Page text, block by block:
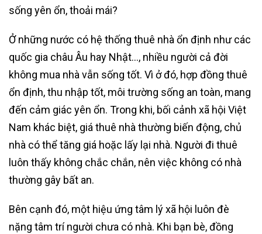
sống yên ổn, thoải mái?
Ở những nước có hệ thống thuê nhà ổn định như các
quốc gia châu Âu hay Nhật…, nhiều người cả đời
không mua nhà vẫn sống tốt. Vì ở đó, hợp đồng thuê
ổn định, thu nhập tốt, môi trường sống an toàn, mang
đến cảm giác yên ổn. Trong khi, bối cảnh xã hội Việt
Nam khác biệt, giá thuê nhà thường biến động, chủ
nhà có thể tăng giá hoặc lấy lại nhà. Người đi thuê
luôn thấy không chắc chắn, nên việc không có nhà
thường gây bất an.
Bên cạnh đó, một hiệu ứng tâm lý xã hội luôn đè
nặng tâm trí người chưa có nhà. Khi bạn bè, đồng